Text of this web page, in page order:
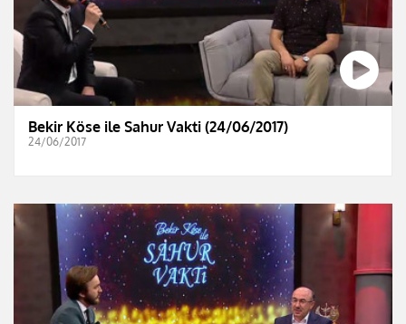
Bekir Köse ile Sahur Vakti (24/06/2017)
24/06/2017